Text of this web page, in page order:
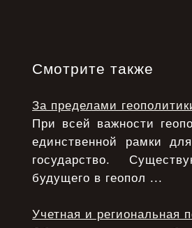
Смотрите также
За пределами
При всей важности
единственной рамки
государство.
будущего в геопол ...
Учетная и региональная